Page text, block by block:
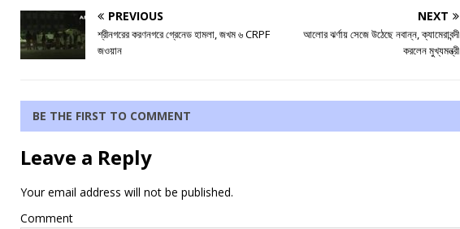
PREVIOUS
শ্রীনগরের করণনগরে গ্রেনেড হামলা, জখম ৬ CRPF
জওয়ান
NEXT
আলোর ঝর্ণায় সেজে উঠেছে নবান্ন, ক্যামেরাবন্দী
করলেন মুখ্যমন্ত্রী
BE THE FIRST TO COMMENT
Leave a Reply
Your email address will not be published.
Comment